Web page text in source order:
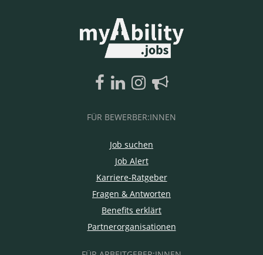
FÜR BEWERBER:INNEN
Job suchen
Job Alert
Karriere-Ratgeber
Fragen & Antworten
Benefits erklärt
Partnerorganisationen